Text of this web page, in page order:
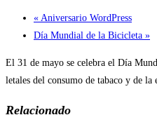
« Aniversario WordPress
Día Mundial de la Bicicleta »
El 31 de mayo se celebra el Día
letales del consumo de tabaco y de la
Relacionado